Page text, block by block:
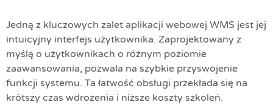
Jedną z kluczowych zalet aplikacji webowej WMS jest jej
intuicyjny interfejs użytkownika. Zaprojektowany z
myślą o użytkownikach o różnym poziomie
zaawansowania, pozwala na szybkie przyswojenie
funkcji systemu. Ta łatwość obsługi przekłada się na
krótszy czas wdrożenia i niższe koszty szkoleń.